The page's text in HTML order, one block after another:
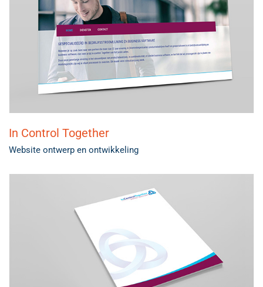
In Control Together
Website ontwerp en ontwikkeling